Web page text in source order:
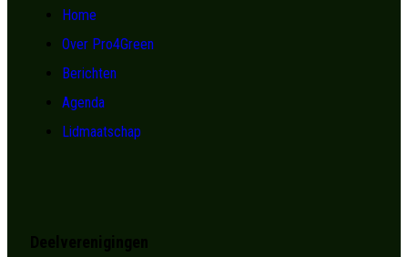
Home
Over Pro4Green
Berichten
Agenda
Lidmaatschap
Deelverenigingen